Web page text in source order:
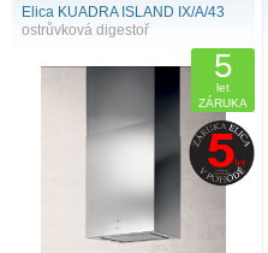
Elica KUADRA ISLAND IX/A/43
ostrůvková digestoř
5
let
ZÁRUKA